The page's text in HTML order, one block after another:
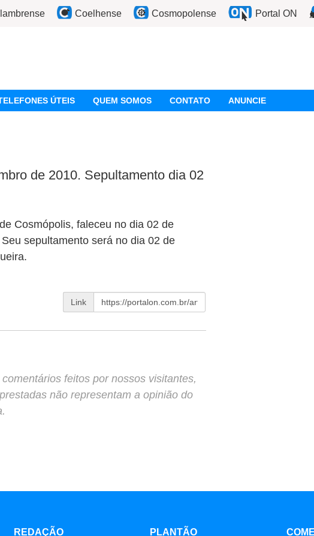
Coelhense Cosmopolense Portal ON
ÚTEIS QUEM SOMOS CONTATO ANUNCIE
de 2010. Sepultamento dia 02
Cosmópolis, faleceu no dia 02 de
sepultamento será no dia 02 de
Link
feitos por nossos visitantes,
não representam a opinião do
REDAÇÃO PLANTÃO